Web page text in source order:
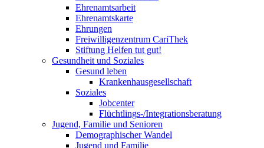
Ehrenamtsarbeit
Ehrenamtskarte
Ehrungen
Freiwilligenzentrum CariThek
Stiftung Helfen tut gut!
Gesundheit und Soziales
Gesund leben
Krankenhausgesellschaft
Soziales
Jobcenter
Flüchtlings-/Integrationsberatung
Jugend, Familie und Senioren
Demographischer Wandel
Jugend und Familie